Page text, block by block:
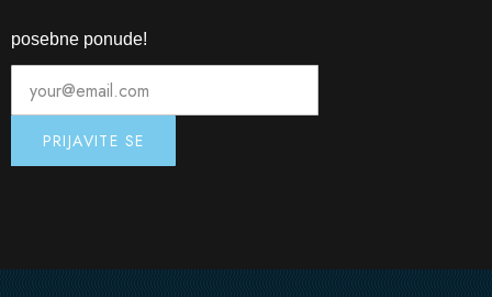
posebne ponude!